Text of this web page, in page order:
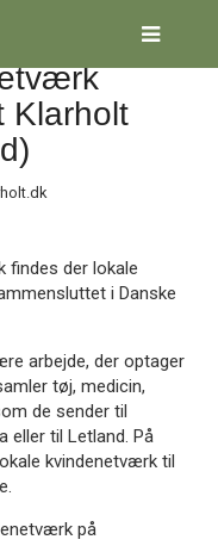
Klarholt
findes der lokale
i Danske
arbejde, der optager
tøj, medicin,
de sender til
eller til Letland. På
kvindenetværk til
på